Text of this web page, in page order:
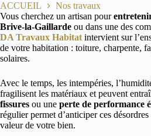
ACCUEIL
Nos travaux
Vous cherchez un artisan pour
Brive-la-Gaillarde ou dans une des
DA Travaux Habitat intervient sur
de votre habitation : toiture, charpente,
solaires.
Avec le temps, les intempéries,
fragilisent les matériaux et peuvent
fissures ou une perte de performance
régulier permet d’anticiper ces
valeur de votre bien.